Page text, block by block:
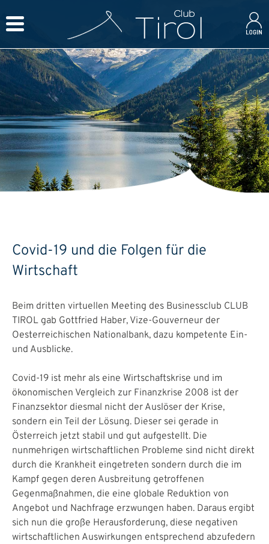
Covid-19 und die Folgen für die
Wirtschaft
Beim dritten virtuellen Meeting des Businessclub CLUB
TIROL gab Gottfried Haber, Vize-Gouverneur der
Oesterreichischen Nationalbank, dazu kompetente Ein-
und Ausblicke.
Covid-19 ist mehr als eine Wirtschaftskrise und im
ökonomischen Vergleich zur Finanzkrise 2008 ist der
Finanzsektor diesmal nicht der Auslöser der Krise,
sondern ein Teil der Lösung. Dieser sei gerade in
Österreich jetzt stabil und gut aufgestellt. Die
nunmehrigen wirtschaftlichen Probleme sind nicht direkt
durch die Krankheit eingetreten sondern durch die im
Kampf gegen deren Ausbreitung getroffenen
Gegenmaßnahmen, die eine globale Reduktion von
Angebot und Nachfrage erzwungen haben. Daraus ergibt
sich nun die große Herausforderung, diese negativen
wirtschaftlichen Auswirkungen entsprechend abzufedern